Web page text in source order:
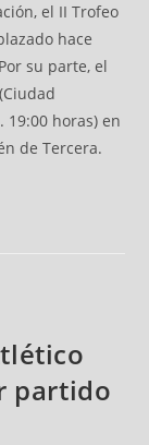
el II Trofeo
hace
su parte, el
19:00 horas) en
de Tercera.
partido